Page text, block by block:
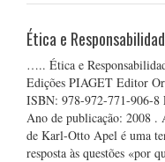
Ética e
….. Ética e
Edições PIAGET Editor
ISBN: 978-972-771-906-
Ano de publicação: 2008 .
de Karl-Otto Apel é uma
resposta às questões «por